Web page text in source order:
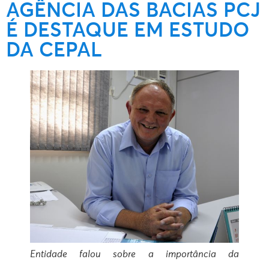
AGÊNCIA DAS BACIAS PCJ
É DESTAQUE EM ESTUDO
DA CEPAL
Entidade falou sobre a importância da